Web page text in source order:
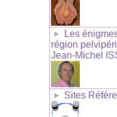
Les
région
Jean-Michel
Sites